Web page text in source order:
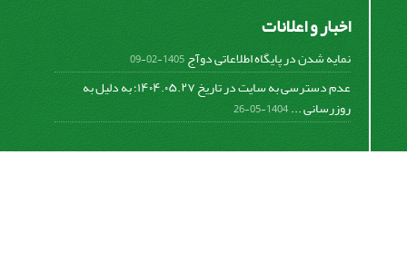
اخبار و اعلانات
نمایه شدن در پایگاه اطلاعاتی دوآج1405-02-09
عدم دسترسی به سایت در تاریخ ۱۴۰۴.۰۵.۲۷؛ به دلیل به
روزرسانی ...1404-05-26